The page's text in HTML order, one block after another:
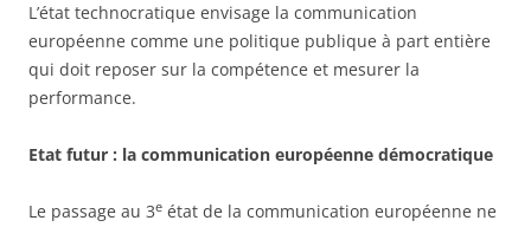
L’état technocratique envisage la communication
européenne comme une politique publique à part entière
qui doit reposer sur la compétence et mesurer la
performance.
Etat futur : la communication européenne démocratique
Le passage au 3e état de la communication européenne ne